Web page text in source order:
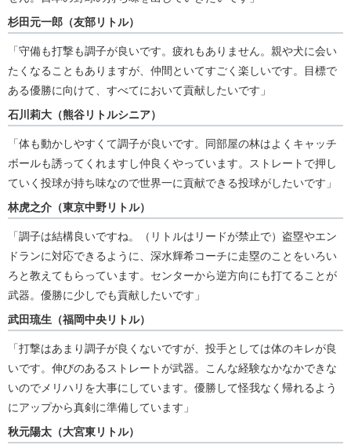
杉田元一郎（友部リトル）
「守備も打撃も調子が良いです。疲れもありません。親や犬に会い
たくなることもありますが、仲間といてすごく楽しいです。目標で
ある優勝に向けて、すべてにおいて貢献したいです」
石川莉大（熊谷リトルシニア）
「体も動かしやすくて調子が良いです。同部屋の林はよくキャッチ
ボールも誘ってくれますし仲良くやっています。ストレートで押し
ていく投球が持ち味なので世界一に貢献できる投球がしたいです」
林虎之介（東京中野リトル）
「調子は結構良いですね。（リトルはリードが禁止で）盗塁やエン
ドランに対応できるように、深水輝希コーチに走塁のことをいろい
ろと教えてもらっています。センターから逆方向にも打てることが
武器。優勝に少しでも貢献したいです」
武田琉生（福岡中央リトル）
「打撃はあまり調子が良くないですが、投手としては体のキレが良
いです。伸びのあるストレートが武器。こんな経験なかなかできな
いのでメリハリを大事にしています。優勝して怪我なく帰れるよう
にアップから真剣に準備しています」
秋元陽太（大宮東リトル）